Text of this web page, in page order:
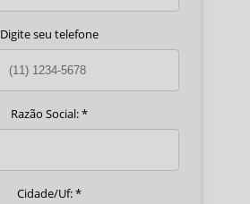
Digite seu telefone
Razão Social:*
Cidade/Uf:*